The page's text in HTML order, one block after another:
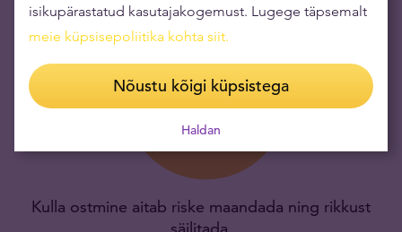
Kulla ostmine aitab riske maandada ning rikkust
isikupärastatud kasutajakogemust. Lugege täpsemalt
meie küpsisepoliitika kohta siit.
Nõustu kõigi küpsistega
Haldan